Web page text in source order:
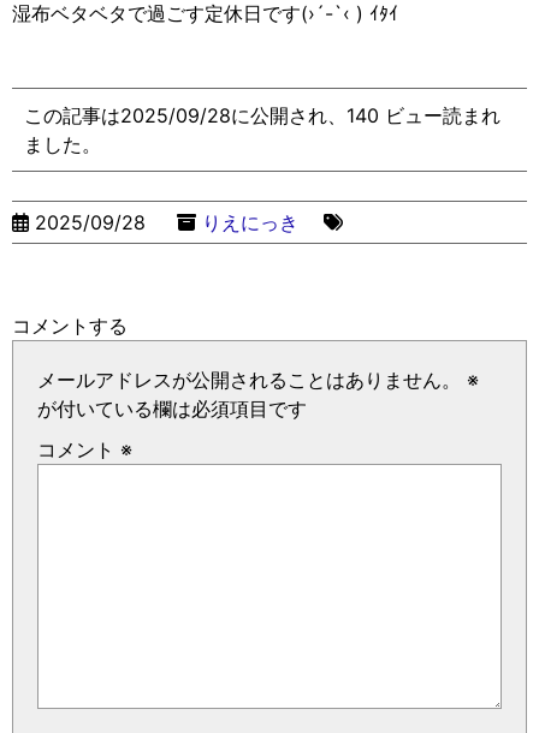
湿布ベタベタで過ごす定休日です(›´-`‹ ) ｲﾀｲ
この記事は2025/09/28に公開され、140 ビュー読まれ
ました。
2025/09/28 りえにっき
コメントする
メールアドレスが公開されることはありません。
※
が付いている欄は必須項目です
コメント ※